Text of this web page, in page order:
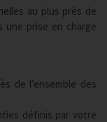
au plus près de
une prise en charge
de l’ensemble des
définis par votre